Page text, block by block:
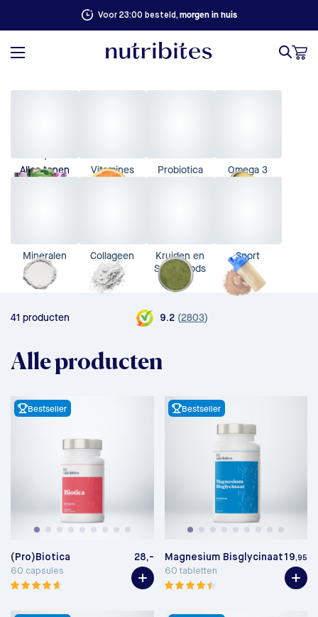
Voor 23:00 besteld, morgen in huis
Alles tonen Vitamines Probiotica Omega 3
Mineralen Collageen
Kruiden en
Superfoods
Sport
41 producten 9.2 (2803)
Alle producten
Bestseller
(Pro)Biotica 28,-
60 capsules
Bestseller
Magnesium Bisglycinaat 19,95
60 tabletten